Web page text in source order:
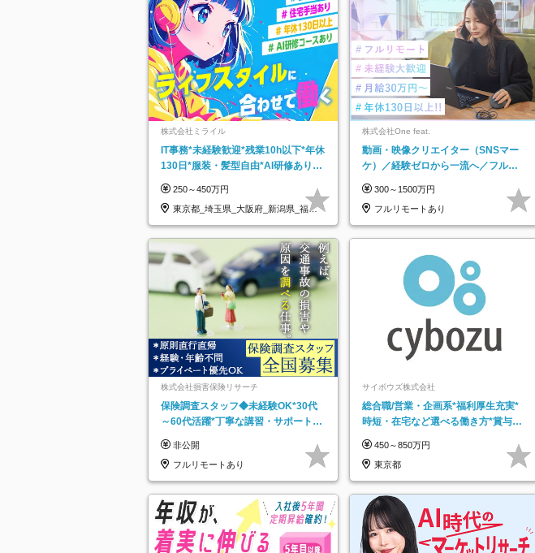
株式会社ミライル
IT事務*未経験歓迎*残業10h以下*年休
130日*服装・髪型自由*AI研修あり*
250～450万円
東京都_埼玉県_大阪府_新潟県_福岡
県
株式会社One feat.
動画・映像クリエイター（SNSマー
ケ）／経験ゼロから一流へ／フルリ
日以上
300～1500万円
フルリモートあり
株式会社損害保険リサーチ
保険調査スタッフ◆未経験OK*30代
～60代活躍*丁寧な講習・サポートあ
託
非公開
フルリモートあり
サイボウズ株式会社
総合職/営業・企画系*福利厚生充実*
時短・在宅など選べる働き方*賞与年
450～850万円
東京都